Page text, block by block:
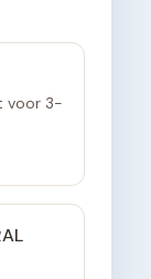
voor 3-